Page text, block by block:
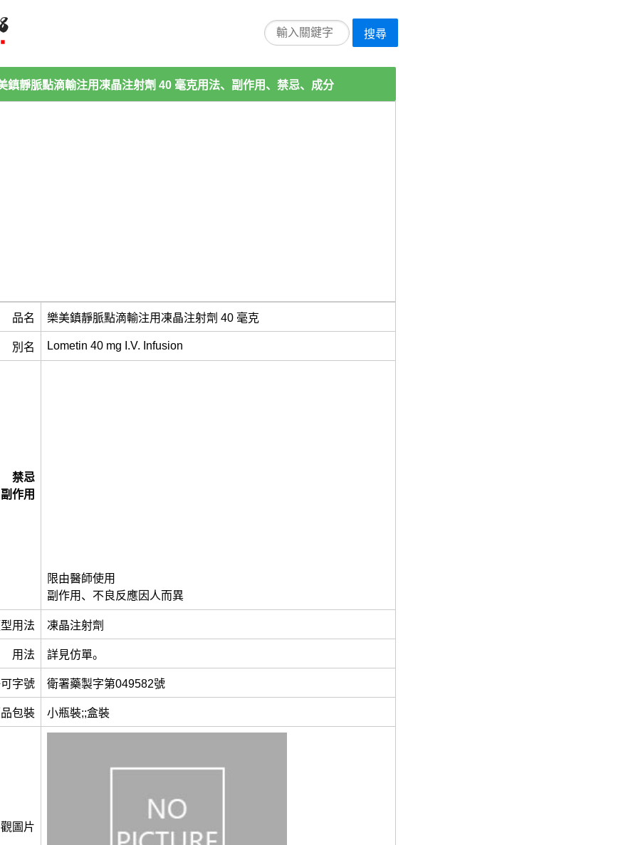
搜尋
鎮靜脈點滴輸注用凍晶注射劑 40 毫克用法、副作用、禁忌、成分
品名 樂美鎮靜脈點滴輸注用凍晶注射劑 40 毫克
別名 Lometin 40 mg I.V. Infusion
禁忌
副作用
限由醫師使用
副作用、不良反應因人而異
用法 凍晶注射劑
用法 詳見仿單。
字號 衛署藥製字第049582號
包裝 小瓶裝;;盒裝
圖片